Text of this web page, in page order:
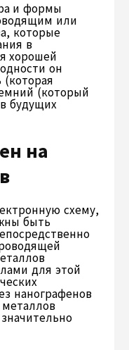
и формы
или
которые
в
хорошей
он
(который
будущих
на
схему,
быть
для этой
нанографенов
металлов